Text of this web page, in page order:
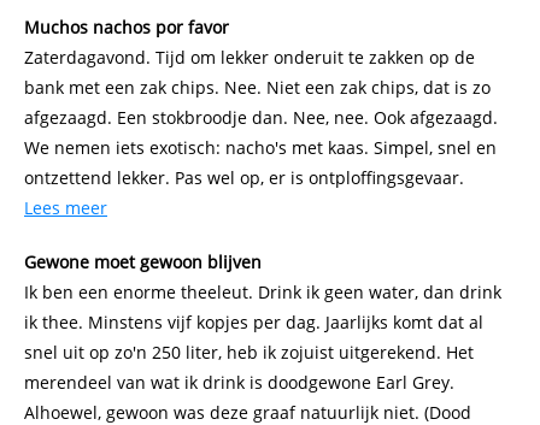
Muchos nachos por favor
Zaterdagavond. Tijd om lekker onderuit te zakken op de
bank met een zak chips. Nee. Niet een zak chips, dat is zo
afgezaagd. Een stokbroodje dan. Nee, nee. Ook afgezaagd.
We nemen iets exotisch: nacho's met kaas. Simpel, snel en
ontzettend lekker. Pas wel op, er is ontploffingsgevaar.
Lees meer
Gewone moet gewoon blijven
Ik ben een enorme theeleut. Drink ik geen water, dan drink
ik thee. Minstens vijf kopjes per dag. Jaarlijks komt dat al
snel uit op zo'n 250 liter, heb ik zojuist uitgerekend. Het
merendeel van wat ik drink is doodgewone Earl Grey.
Alhoewel, gewoon was deze graaf natuurlijk niet. (Dood